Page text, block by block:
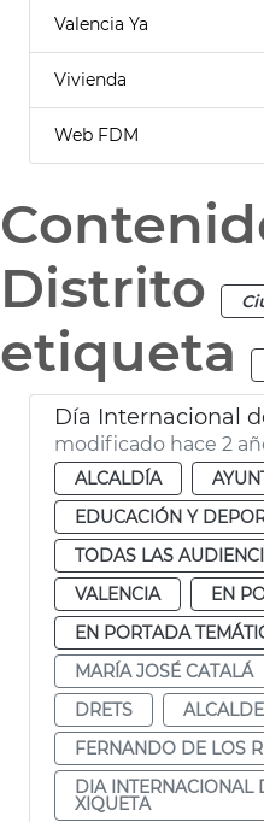
Valencia Ya
Vivienda
Web FDM
Distrito
etiqueta
Día Internacional
modificado hace 2
ALCALDÍA
EDUCACIÓN Y
TODAS LAS
VALENCIA
EN
EN PORTADA
MARÍA JOSÉ CATALÁ
DRETS
FERNANDO DE LOS
DIA INTERNACIONAL
XIQUETA